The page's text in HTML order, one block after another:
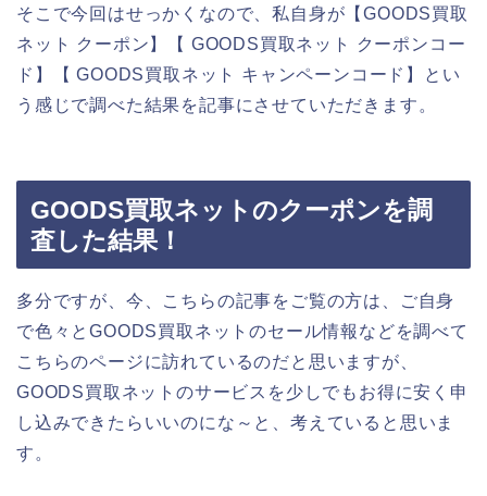
そこで今回はせっかくなので、私自身が【GOODS買取
ネット クーポン】【 GOODS買取ネット クーポンコー
ド】【 GOODS買取ネット キャンペーンコード】とい
う感じで調べた結果を記事にさせていただきます。
GOODS買取ネットのクーポンを調
査した結果！
多分ですが、今、こちらの記事をご覧の方は、ご自身
で色々とGOODS買取ネットのセール情報などを調べて
こちらのページに訪れているのだと思いますが、
GOODS買取ネットのサービスを少しでもお得に安く申
し込みできたらいいのにな～と、考えていると思いま
す。